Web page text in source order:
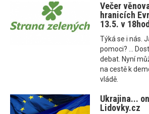
Večer
hranicích
13.5. v
Týká se i nás.
pomoci? ...
debat. Nyní
na cestě k
vládě.
Ukrajina...
Lidovky.cz